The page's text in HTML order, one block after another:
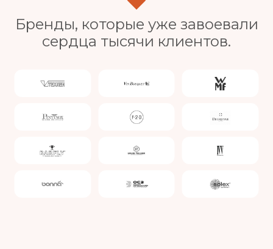
Бренды, которые уже завоевали
сердца тысячи клиентов.